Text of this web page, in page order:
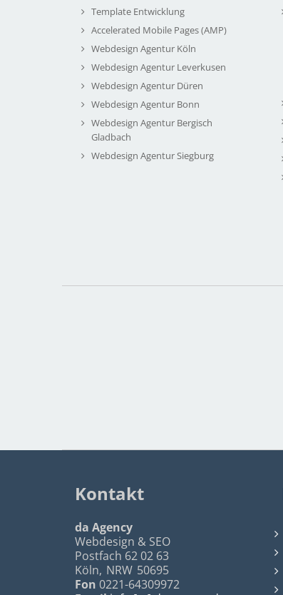
Template Entwicklung
Accelerated Mobile Pages (AMP)
Webdesign Agentur Köln
Webdesign Agentur Leverkusen
Webdesign Agentur Düren
Webdesign Agentur Bonn
Webdesign Agentur Bergisch
Gladbach
Webdesign Agentur Siegburg
Kontakt
da Agency
Webdesign & SEO
Postfach 62 02 63
Köln, NRW 50695
Fon 0221-64309972